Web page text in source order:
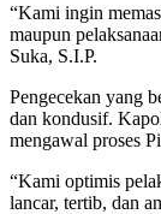
“Kami ingin
maupun
Suka, S.I.P.
Pengecekan yang
dan kondusif.
mengawal proses
“Kami optimis
lancar, tertib, dan